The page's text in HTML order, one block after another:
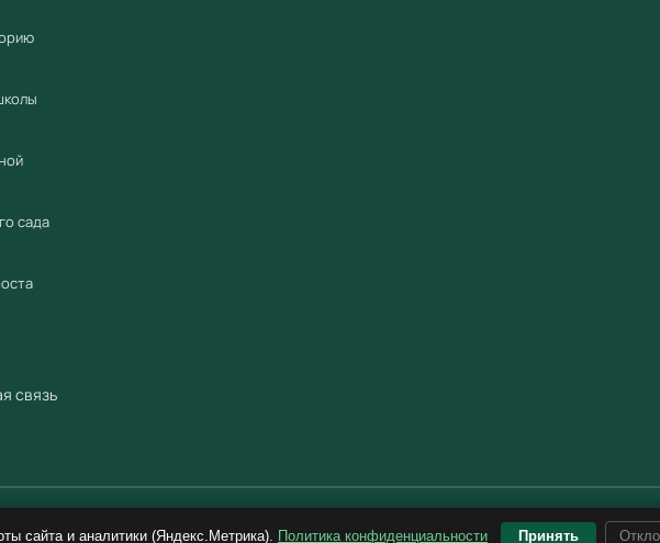
сада
связь
сайта и аналитики (Яндекс.Метрика). Политика конфиденциальности Принять